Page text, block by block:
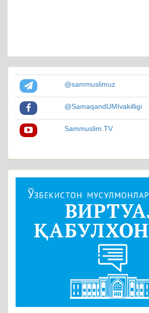
@sammuslimuz
@SamaqandUMIvakilligi
Sammuslim.TV